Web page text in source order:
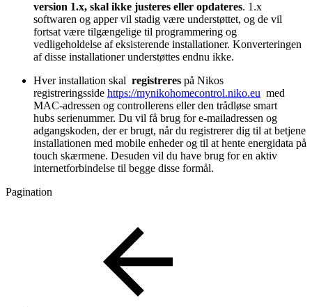
version 1.x, skal ikke justeres eller opdateres. 1.x
softwaren og apper vil stadig være understøttet, og de vil
fortsat være tilgængelige til programmering og
vedligeholdelse af eksisterende installationer. Konverteringen
af disse installationer understøttes endnu ikke.
Hver installation skal registreres på Nikos
registreringsside https://mynikohomecontrol.niko.eu med
MAC-adressen og controllerens eller den trådløse smart
hubs serienummer. Du vil få brug for e-mailadressen og
adgangskoden, der er brugt, når du registrerer dig til at betjene
installationen med mobile enheder og til at hente energidata på
touch skærmene. Desuden vil du have brug for en aktiv
internetforbindelse til begge disse formål.
Pagination